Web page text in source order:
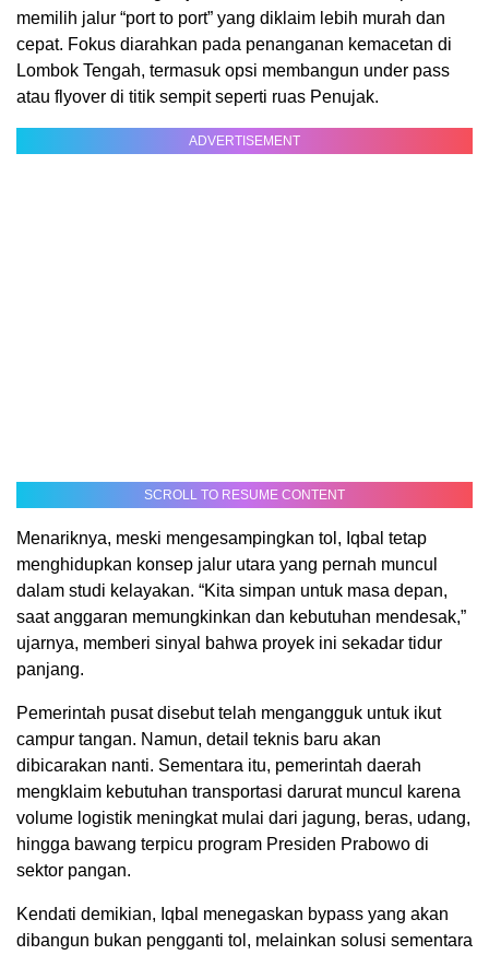
memilih jalur “port to port” yang diklaim lebih murah dan
cepat. Fokus diarahkan pada penanganan kemacetan di
Lombok Tengah, termasuk opsi membangun under pass
atau flyover di titik sempit seperti ruas Penujak.
ADVERTISEMENT
SCROLL TO RESUME CONTENT
Menariknya, meski mengesampingkan tol, Iqbal tetap
menghidupkan konsep jalur utara yang pernah muncul
dalam studi kelayakan. “Kita simpan untuk masa depan,
saat anggaran memungkinkan dan kebutuhan mendesak,”
ujarnya, memberi sinyal bahwa proyek ini sekadar tidur
panjang.
Pemerintah pusat disebut telah mengangguk untuk ikut
campur tangan. Namun, detail teknis baru akan
dibicarakan nanti. Sementara itu, pemerintah daerah
mengklaim kebutuhan transportasi darurat muncul karena
volume logistik meningkat mulai dari jagung, beras, udang,
hingga bawang terpicu program Presiden Prabowo di
sektor pangan.
Kendati demikian, Iqbal menegaskan bypass yang akan
dibangun bukan pengganti tol, melainkan solusi sementara